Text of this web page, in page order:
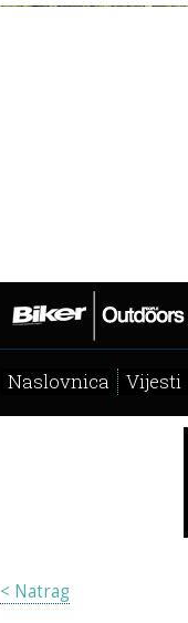
Naslovnica Vijesti
< Natrag